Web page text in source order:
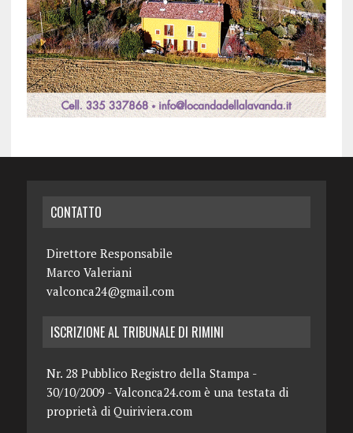
CONTATTO
Direttore Responsabile
Marco Valeriani
valconca24@gmail.com
ISCRIZIONE AL TRIBUNALE DI RIMINI
Nr. 28 Pubblico Registro della Stampa -
30/10/2009 - Valconca24.com è una testata di
proprietà di Quiriviera.com